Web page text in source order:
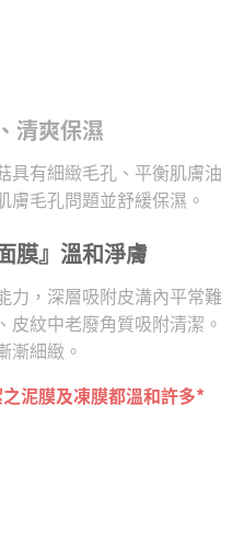
清爽保濕
具有細緻毛孔、平衡肌膚油
膚毛孔問題並舒緩保濕。
膜』溫和淨膚
力，深層吸附皮溝內平常難
皮紋中老廢角質吸附清潔。
漸細緻。
泥膜及凍膜都溫和許多*